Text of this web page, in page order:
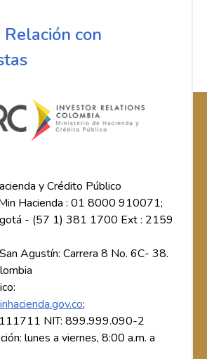
con
y Crédito Público
Hacienda : 01 8000 910071;
- (57 1) 381 1700 Ext : 2159
Agustín: Carrera 8 No. 6C- 38.
;
NIT: 899.999.090-2
lunes a viernes, 8:00 a.m. a